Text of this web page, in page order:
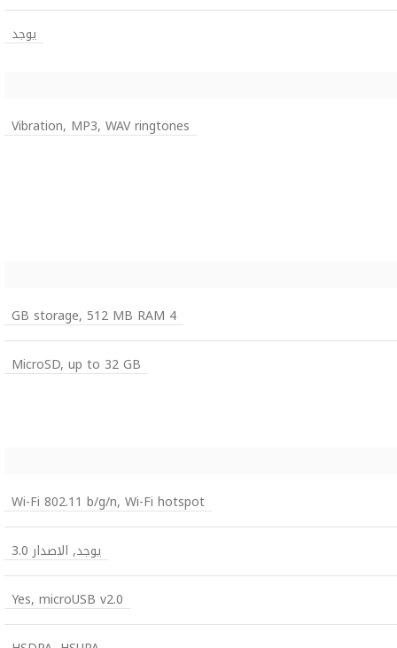
يوجد
Vibration, MP3, WAV ringtones
4 GB storage, 512 MB RAM
MicroSD, up to 32 GB
Wi-Fi 802.11 b/g/n, Wi-Fi hotspot
يوجد, الاصدار 3.0
Yes, microUSB v2.0